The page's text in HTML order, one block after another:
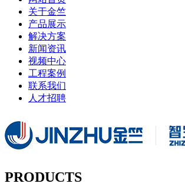
关于金竺
产品展示
解决方案
新闻资讯
视频中心
工程案例
联系我们
人才招聘
PRODUCTS